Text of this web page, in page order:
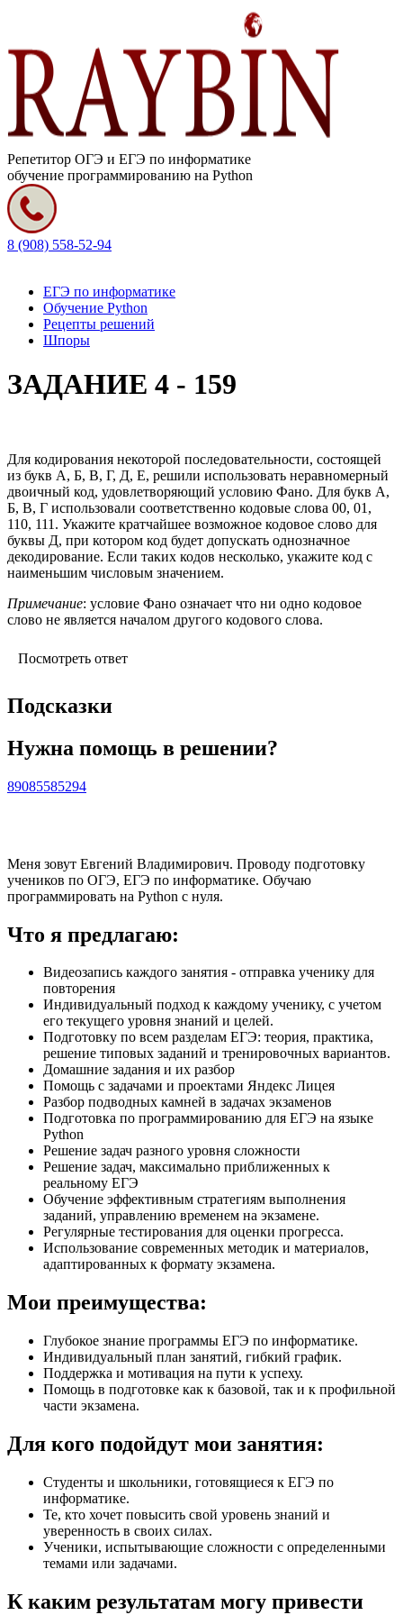
Репетитор ОГЭ и ЕГЭ по информатике
обучение программированию на Python
8 (908) 558-52-94
ЕГЭ по информатике
Обучение Python
Рецепты решений
Шпоры
ЗАДАНИЕ 4 - 159
Для кодирования некоторой последовательности, состоящей
из букв А, Б, В, Г, Д, Е, решили использовать неравномерный
двоичный код, удовлетворяющий условию Фано. Для букв А,
Б, В, Г использовали соответственно кодовые слова 00, 01,
110, 111. Укажите кратчайшее возможное кодовое слово для
буквы Д, при котором код будет допускать однозначное
декодирование. Если таких кодов несколько, укажите код с
наименьшим числовым значением.
Примечание: условие Фано означает что ни одно кодовое
слово не является началом другого кодового слова.
Посмотреть ответ
Подсказки
Нужна помощь в решении?
89085585294
Меня зовут Евгений Владимирович. Проводу подготовку
учеников по ОГЭ, ЕГЭ по информатике. Обучаю
программировать на Python с нуля.
Что я предлагаю:
Видеозапись каждого занятия - отправка ученику для
повторения
Индивидуальный подход к каждому ученику, с учетом
его текущего уровня знаний и целей.
Подготовку по всем разделам ЕГЭ: теория, практика,
решение типовых заданий и тренировочных вариантов.
Домашние задания и их разбор
Помощь с задачами и проектами Яндекс Лицея
Разбор подводных камней в задачах экзаменов
Подготовка по программированию для ЕГЭ на языке
Python
Решение задач разного уровня сложности
Решение задач, максимально приближенных к
реальному ЕГЭ
Обучение эффективным стратегиям выполнения
заданий, управлению временем на экзамене.
Регулярные тестирования для оценки прогресса.
Использование современных методик и материалов,
адаптированных к формату экзамена.
Мои преимущества:
Глубокое знание программы ЕГЭ по информатике.
Индивидуальный план занятий, гибкий график.
Поддержка и мотивация на пути к успеху.
Помощь в подготовке как к базовой, так и к профильной
части экзамена.
Для кого подойдут мои занятия:
Студенты и школьники, готовящиеся к ЕГЭ по
информатике.
Те, кто хочет повысить свой уровень знаний и
уверенность в своих силах.
Ученики, испытывающие сложности с определенными
темами или задачами.
К каким результатам могу привести